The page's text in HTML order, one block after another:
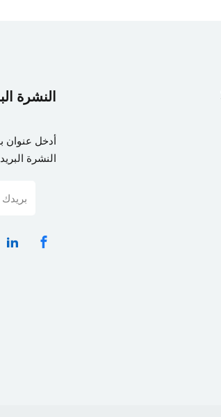
النشرة
أدخل عنوان
النشرة